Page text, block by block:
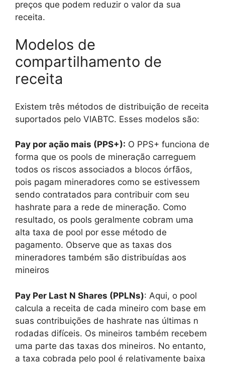
preços que podem reduzir o valor da sua
receita.
Modelos de
compartilhamento de
receita
Existem três métodos de distribuição de receita
suportados pelo VIABTC. Esses modelos são:
Pay por ação mais (PPS+): O PPS+ funciona de
forma que os pools de mineração carreguem
todos os riscos associados a blocos órfãos,
pois pagam mineradores como se estivessem
sendo contratados para contribuir com seu
hashrate para a rede de mineração. Como
resultado, os pools geralmente cobram uma
alta taxa de pool por esse método de
pagamento. Observe que as taxas dos
mineradores também são distribuídas aos
mineiros
Pay Per Last N Shares (PPLNs): Aqui, o pool
calcula a receita de cada mineiro com base em
suas contribuições de hashrate nas últimas n
rodadas difíceis. Os mineiros também recebem
uma parte das taxas dos mineiros. No entanto,
a taxa cobrada pelo pool é relativamente baixa